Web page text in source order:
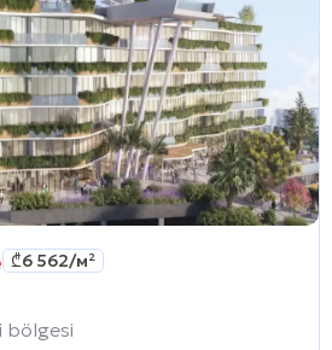
₾6 562/м²
bölgesi